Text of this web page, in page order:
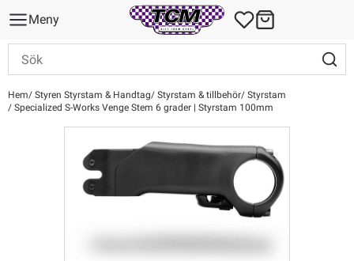
Meny
Hem Styren Styrstam & Handtag Styrstam & tillbehör Styrstam
Specialized S-Works Venge Stem 6 grader | Styrstam 100mm